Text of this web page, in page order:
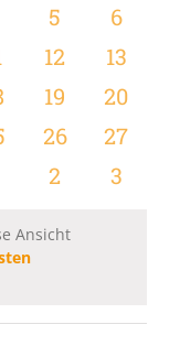
0
5
0
6
0
12
0
13
0
19
0
20
0
26
0
27
0
2
0
3
Ansicht